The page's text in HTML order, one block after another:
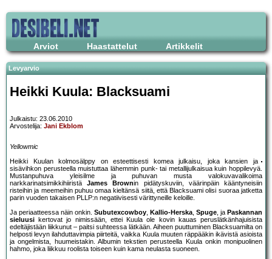
Arviot Haastattelut Artikkelit
Levyarvio
Heikki Kuula: Blacksuami
Julkaistu: 23.06.2010
Arvostelija: Jani Ekblom
Yellowmic
Heikki Kuulan kolmosälppy on esteettisesti komea julkaisu, joka kansien ja
sisävihkon perusteella muistuttaa lähemmin punk- tai metallijulkaisua kuin hoppilevyä.
Mustanpuhuva yleisilme ja puhuvan musta valokuvavalikoima
narkkarinatsimikkihiiristäJames Brownin pidätyskuviin, väärinpäin kääntyneisiin
risteihin ja meemeihin puhuu omaa kieltänsä siitä, että Blacksuami olisi suoraa jatketta
parin vuoden takaisen PLLP:n negatiivisesti värittyneille keloille.
Ja periaatteessa näin onkin. Subutexcowboy, Kallio-Herska, Spuge, ja Paskannan
sieluusi kertovat jo nimissään, ettei Kuula ole kovin kauas peruslätkänhajuisista
edeltäjistään liikkunut – paitsi suhteessa lätkään. Aiheen puuttuminen Blacksuamilta on
helposti levyn ilahduttavimpia piirteitä, vaikka Kuula muuten räppääkin ikävistä asioista
ja ongelmista, huumeistakin. Albumin tekstien perusteella Kuula onkin monipuolinen
hahmo, joka liikkuu roolista toiseen kuin kama neulasta suoneen.